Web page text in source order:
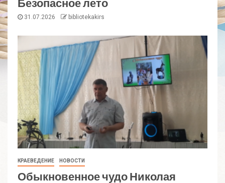
31.07.2026 bibliotekakirs
КРАЕВЕДЕНИЕ НОВОСТИ
Обыкновенное чудо Николая